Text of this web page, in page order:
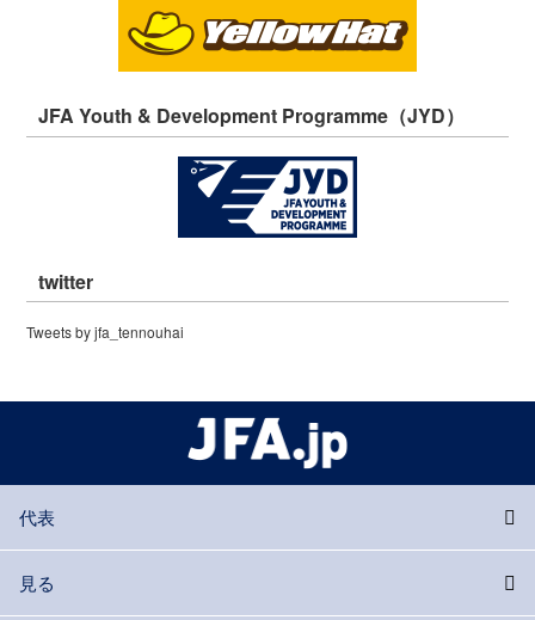
JFA Youth & Development Programme（JYD）
twitter
Tweets by jfa_tennouhai
代表
見る